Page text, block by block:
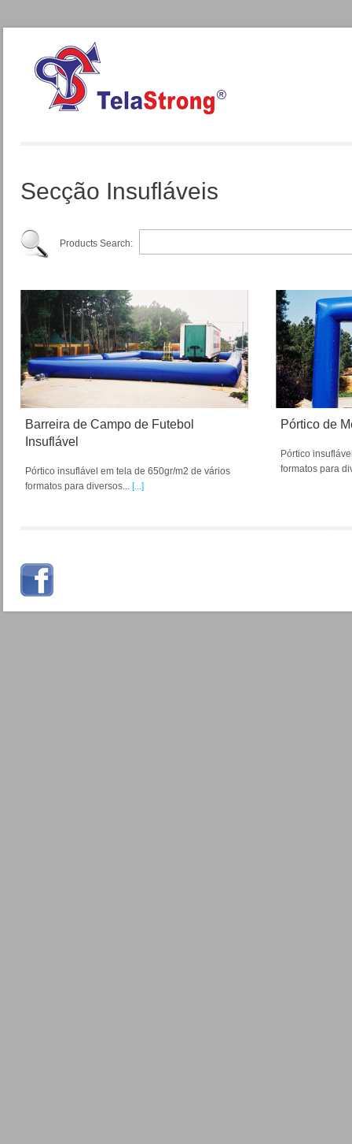
Secção Insufláveis
Products Search:
Barreira de Campo de Futebol
Insuflável
Pórtico insuflável em tela de 650gr/m2 de vários
formatos para diversos... [...]
Pórtico de
Pórtico
formatos para